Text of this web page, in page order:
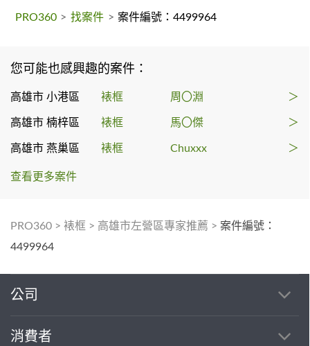
PRO360 > 找案件 > 案件編號：4499964
您可能也感興趣的案件：
高雄市 小港區 裱框 周〇淵 ＞
高雄市 楠梓區 裱框 馬〇傑 ＞
高雄市 燕巢區 裱框 Chuxxx ＞
查看更多案件
PRO360 > 裱框 > 高雄市左營區專家推薦 > 案件編號：
4499964
公司
消費者